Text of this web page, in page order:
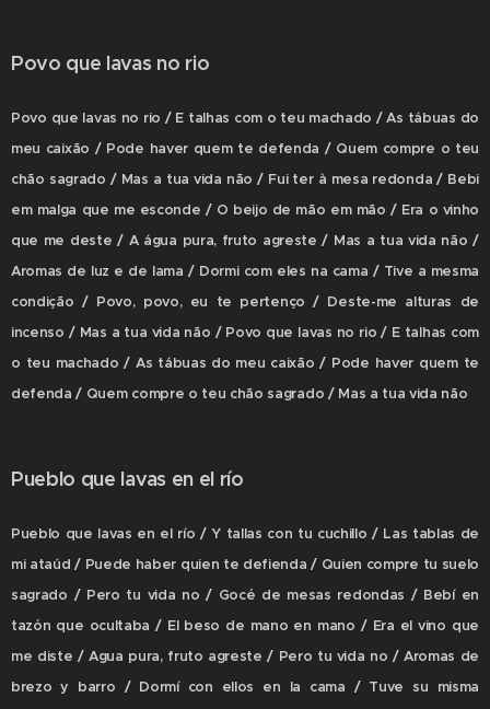
Povo que lavas no rio
Povo que lavas no rio / E talhas com o teu machado / As tábuas do
meu caixão / Pode haver quem te defenda / Quem compre o teu
chão sagrado / Mas a tua vida não / Fui ter à mesa redonda / Bebi
em malga que me esconde / O beijo de mão em mão / Era o vinho
que me deste / A água pura, fruto agreste / Mas a tua vida não /
Aromas de luz e de lama / Dormi com eles na cama / Tive a mesma
condição / Povo, povo, eu te pertenço / Deste-me alturas de
incenso / Mas a tua vida não / Povo que lavas no rio / E talhas com
o teu machado / As tábuas do meu caixão / Pode haver quem te
defenda / Quem compre o teu chão sagrado / Mas a tua vida não
Pueblo que lavas en el río
Pueblo que lavas en el río / Y tallas con tu cuchillo / Las tablas de
mi ataúd / Puede haber quien te defienda / Quien compre tu suelo
sagrado / Pero tu vida no / Gocé de mesas redondas / Bebí en
tazón que ocultaba / El beso de mano en mano / Era el vino que
me diste / Agua pura, fruto agreste / Pero tu vida no / Aromas de
brezo y barro / Dormí con ellos en la cama / Tuve su misma